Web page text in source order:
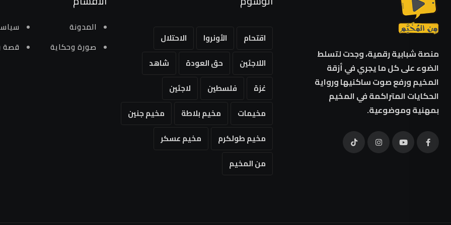
منصة شبابية رقمية، وجدت لتسلط
الضوء على كل ما يجري في أزقة
المخيم ورفع صوت ساكنيها ورواية
الحكايات المتراكمة في المخيم
بمهنية وموضوعية.
اقتحام الأونروا
الاحتلال
اللاجئين
حق العودة
شاهد
غزة
فلسطين
لاجئين
مخيمات
مخيم بلاطة
مخيم جنين
مخيم طولكرم
مخيم عسكر
من المخيم
المدونة
صورة وحكاية
قصة